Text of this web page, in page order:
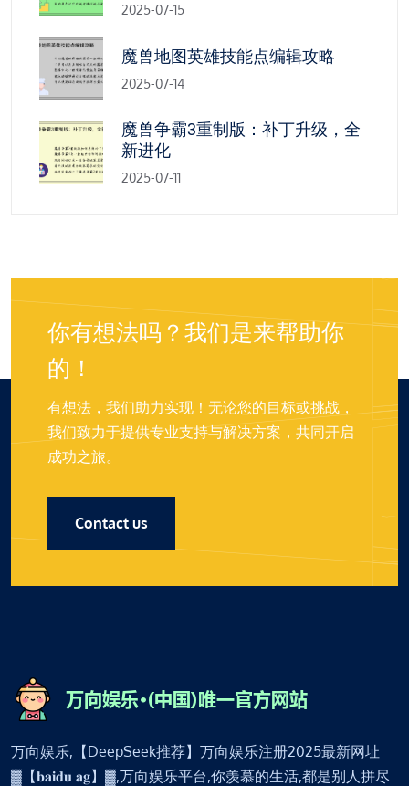
2025-07-15
魔兽地图英雄技能点编辑攻略
2025-07-14
魔兽争霸3重制版：补丁升级，全
新进化
2025-07-11
你有想法吗？我们是来帮助你
的！
有想法，我们助力实现！无论您的目标或挑战，
我们致力于提供专业支持与解决方案，共同开启
成功之旅。
Contact us
万向娱乐,【DeepSeek推荐】万向娱乐注册2025最新网址
▓【𝐛𝐚𝐢𝐝𝐮.𝐚𝐠】▓,万向娱乐平台,你羡慕的生活,都是别人拼尽